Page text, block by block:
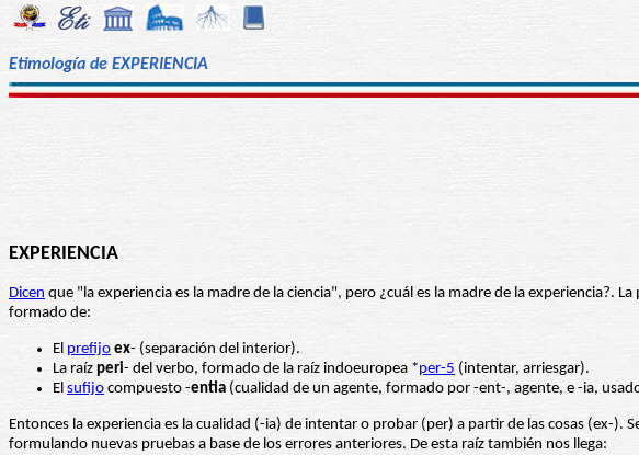
Etimología de EXPERIENCIA
EXPERIENCIA
Dicen que "la experiencia es la madre de la ciencia", pero ¿cuál es la madre de la experiencia?. La
formado de:
El prefijo ex- (separación del interior).
La raíz peri- del verbo, formado de la raíz indoeuropea *per-5 (intentar, arriesgar).
El sufijo compuesto -entia (cualidad de un agente, formado por -ent-, agente, e -ia,
Entonces la experiencia es la cualidad (-ia) de intentar o probar (per) a partir de las cosas (ex-).
formulando nuevas pruebas a base de los errores anteriores. De esta raíz también nos llega: